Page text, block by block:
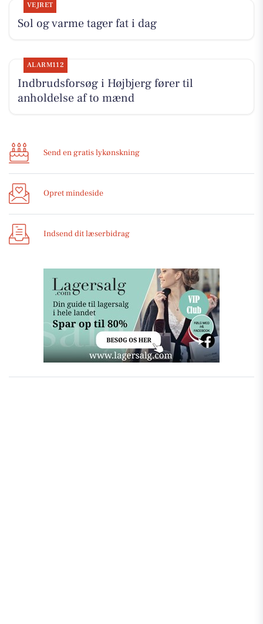
VEJRET
Sol og varme tager fat i dag
ALARM112
Indbrudsforsøg i Højbjerg fører til
anholdelse af to mænd
Send en gratis lykønskning
Opret mindeside
Indsend dit læserbidrag